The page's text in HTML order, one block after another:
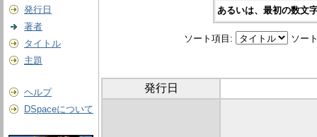
発行日
著者
タイトル
主題
ヘルプ
DSpaceについて
あるいは、最初の数文
ソート項目: ソー
発行日